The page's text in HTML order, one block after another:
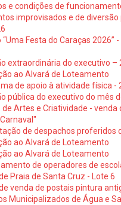
e condições de
improvisados e de diversão
Festa do Caraças
extraordinária do executivo
ao Alvará de Loteamento
de apoio à atividade física -
pública do executivo do mês
de Artes e Criatividade -
de despachos proferidos
ao Alvará de Loteamento
ao Alvará de Loteamento
de operadores de
Praia de Santa Cruz - Lote 6
venda de postais pintura
Municipalizados de Água e